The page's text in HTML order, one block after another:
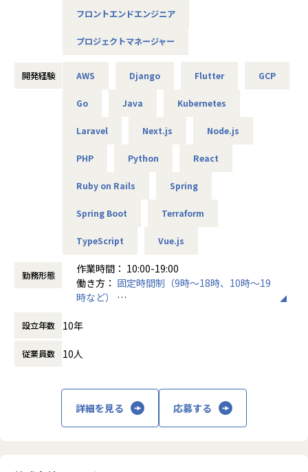
これまで少しずつ開発メンバーを増やしてきましたが、エン
ジニア数の増加に伴い、メンバーのピープルマネジメントを
担っていただける方の必要性が高まっています。そこで今
を担っていただける方を募集いたします。
受託開発・自社サービスの開発において、技術的な観点から
あわせて、メンバーの育成・1on1・評価・目標設定などのピ
ープルマネジメントを通じて、チーム全体の成果とメンバー
の成長を牽引いただきます。
・メンバーの1on1・育成・目標設定
・チームの状態把握と改善（関係性・役割分担・心理的安全
・採用活動への関与（面接・採用計画など）
ランニング・振り返り）
・クライアントとの折衝・要件ヒアリング・技術的な意思決
・自社サービスにおける設計・実装・コードレビュー・テス
・設計判断・調査結果・ADR等のドキュメント整備
フロントエンドエンジニア
プロジェクトマネージャー
開発経験 AWS Django Flutter GCP
Go Java Kubernetes
Laravel Next.js Node.js
PHP Python React
Ruby on Rails Spring
Spring Boot Terraform
TypeScript Vue.js
勤務形態
作業時間： 10:00-19:00
働き方： 固定時間制（9時～18時、10時～19
時など）
休憩時間： 60分
設立年数 10年
従業員数 10人
詳細を見る 応募する